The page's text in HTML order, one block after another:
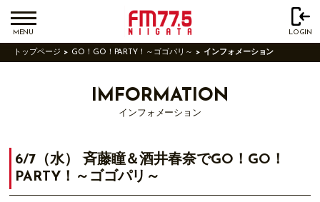
MENU LOGIN
トップページ GO！GO！PARTY！～ゴゴパリ～ インフォメーション
IMFORMATION
インフォメーション
6/7（水） 斉藤瞳＆酒井春奈でGO！GO！
PARTY！～ゴゴパリ～